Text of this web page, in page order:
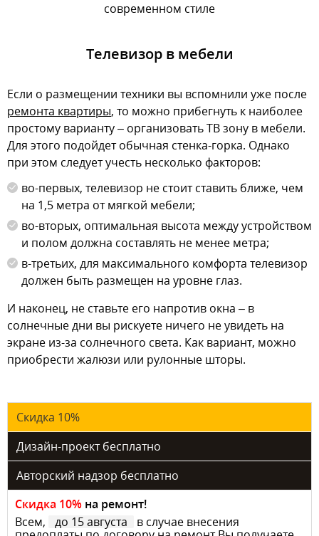
современном стиле
Телевизор в мебели
Если о размещении техники вы вспомнили уже после
ремонта квартиры, то можно прибегнуть к наиболее
простому варианту – организовать ТВ зону в мебели.
Для этого подойдет обычная стенка-горка. Однако
при этом следует учесть несколько факторов:
во-первых, телевизор не стоит ставить ближе, чем
на 1,5 метра от мягкой мебели;
во-вторых, оптимальная высота между устройством
и полом должна составлять не менее метра;
в-третьих, для максимального комфорта телевизор
должен быть размещен на уровне глаз.
И наконец, не ставьте его напротив окна – в
солнечные дни вы рискуете ничего не увидеть на
экране из-за солнечного света. Как вариант, можно
приобрести жалюзи или рулонные шторы.
Скидка 10%
Дизайн-проект бесплатно
Авторский надзор бесплатно
Скидка 10% на ремонт!
Всем,
до 15 августа
в случае внесения